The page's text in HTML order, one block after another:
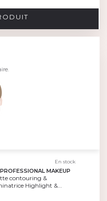
En stock
MAKEUP
contouring &
Highlight &...